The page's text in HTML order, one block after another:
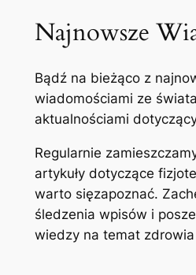
Najnowsze
Bądź na bieżąco z
wiadomościami ze
aktualnościami
Regularnie
artykuły dotyczące
warto sięzapoznać.
śledzenia wpisów i
wiedzy na temat